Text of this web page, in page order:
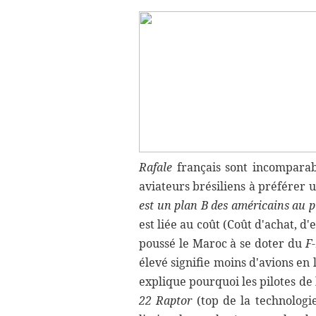
Rafale français sont
aviateurs brésiliens à préférer
est un plan B des américains au
est liée au coût (Coût d'achat,
poussé le Maroc à se doter du
élevé signifie moins d'avions
explique pourquoi les pilotes
22 Raptor(top de la